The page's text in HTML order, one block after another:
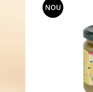
NOU